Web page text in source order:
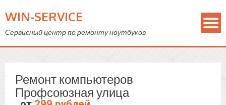
WIN-SERVICE
Сервисный центр по ремонту ноутбуков
Ремонт компьютеров
Профсоюзная улица